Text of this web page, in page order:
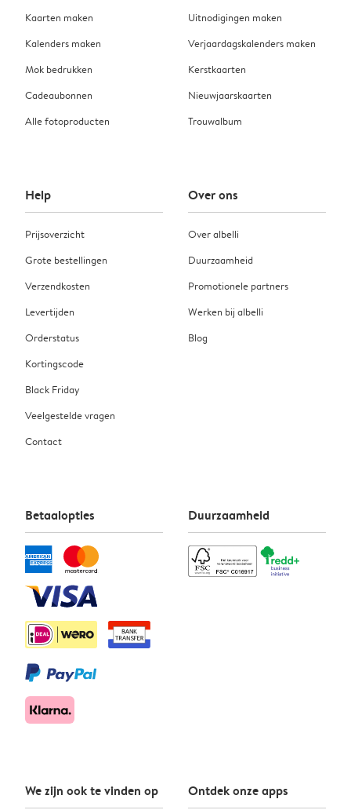
Kaarten maken
Kalenders maken
Mok bedrukken
Cadeaubonnen
Alle fotoproducten
Uitnodigingen maken
Verjaardagskalenders maken
Kerstkaarten
Nieuwjaarskaarten
Trouwalbum
Help
Prijsoverzicht
Grote bestellingen
Verzendkosten
Levertijden
Orderstatus
Kortingscode
Black Friday
Veelgestelde vragen
Contact
Over ons
Over albelli
Duurzaamheid
Promotionele partners
Werken bij albelli
Blog
Betaalopties Duurzaamheid
We zijn ook te vinden op Ontdek onze apps